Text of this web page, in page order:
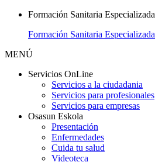
Formación Sanitaria Especializada
Formación Sanitaria Especializada
MENÚ
Servicios OnLine
Servicios a la ciudadania
Servicios para profesionales
Servicios para empresas
Osasun Eskola
Presentación
Enfermedades
Cuida tu salud
Videoteca